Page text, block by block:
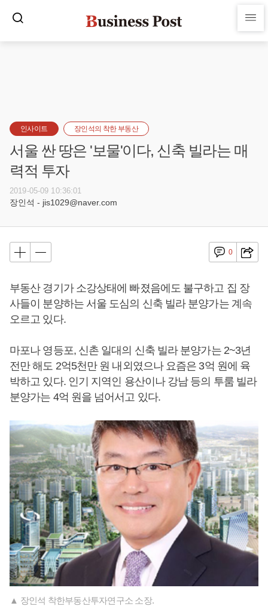
인사이트 장인석의 착한 부동산
서울 싼 땅은 '보물'이다, 신축 빌라는 매
력적 투자
2019-05-09 10:36:01
장인석 - jis1029@naver.com
0
부동산 경기가 소강상태에 빠졌음에도 불구하고 집 장
사들이 분양하는 서울 도심의 신축 빌라 분양가는 계속
오르고 있다.
마포나 영등포, 신촌 일대의 신축 빌라 분양가는 2~3년
전만 해도 2억5천만 원 내외였으나 요즘은 3억 원에 육
박하고 있다. 인기 지역인 용산이나 강남 등의 투룸 빌라
분양가는 4억 원을 넘어서고 있다.
▲ 장인석 착한부동산투자연구소 소장.